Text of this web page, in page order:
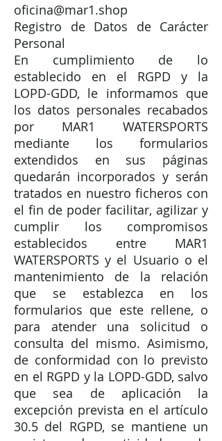
oficina@mar1.shop
Registro de Datos de Carácter
Personal
En cumplimiento de lo
establecido en el RGPD y la
LOPD-GDD, le informamos que
los datos personales recabados
por MAR1 WATERSPORTS
mediante los formularios
extendidos en sus páginas
quedarán incorporados y serán
tratados en nuestro ficheros con
el fin de poder facilitar, agilizar y
cumplir los compromisos
establecidos entre MAR1
WATERSPORTS y el Usuario o el
mantenimiento de la relación
que se establezca en los
formularios que este rellene, o
para atender una solicitud o
consulta del mismo. Asimismo,
de conformidad con lo previsto
en el RGPD y la LOPD-GDD, salvo
que sea de aplicación la
excepción prevista en el artículo
30.5 del RGPD, se mantiene un